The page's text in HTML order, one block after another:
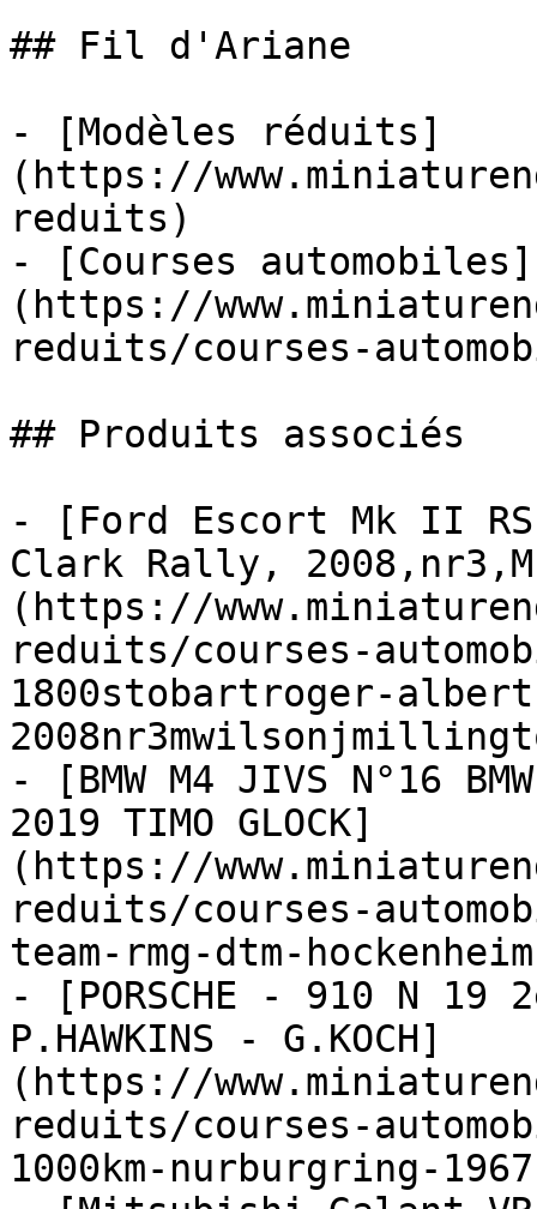
## Fil d'Ariane
- [Modèles réduits]
(https://
reduits)
- [Courses automobiles]
(https://
reduits/courses-
## Produits associés
- [Ford Escort Mk II
Clark Rally,
(https://
reduits/courses-
1800stobartroger-
- [BMW M4 JIVS N°16 BMW
2019 TIMO GLOCK]
(https://
reduits/courses-
team-rmg-dtm-
- [PORSCHE - 910 N 19
P.HAWKINS - G.KOCH]
(https://
reduits/courses-
1000km-nurburgring-